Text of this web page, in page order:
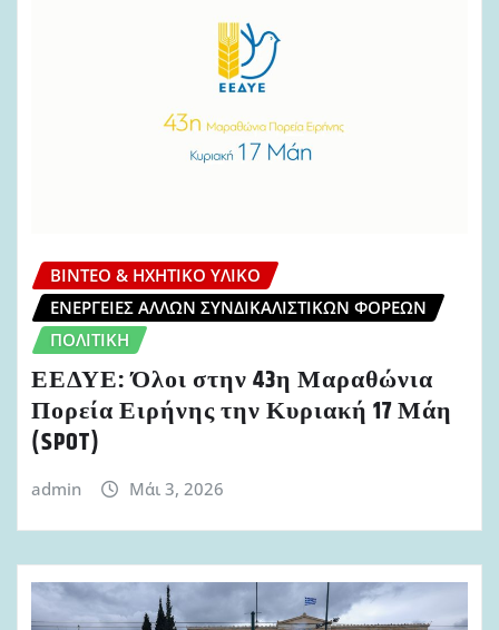
ΒΊΝΤΕΟ & ΗΧΗΤΙΚΌ ΥΛΙΚΌ
ΕΝΈΡΓΕΙΕΣ ΆΛΛΩΝ ΣΥΝΔΙΚΑΛΙΣΤΙΚΏΝ ΦΟΡΈΩΝ
ΠΟΛΙΤΙΚΉ
ΕΕΔΥΕ: Όλοι στην 43η Μαραθώνια
Πορεία Ειρήνης την Κυριακή 17 Μάη
(SPOT)
admin Μάι 3, 2026